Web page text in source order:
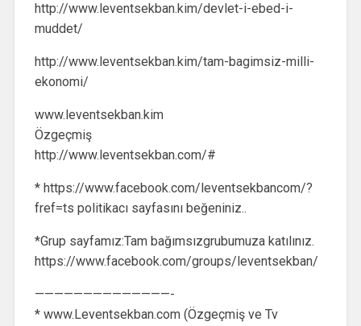
http://www.leventsekban.kim/devlet-i-ebed-i-
muddet/
http://www.leventsekban.kim/tam-bagimsiz-milli-
ekonomi/
www.leventsekban.kim
Özgeçmiş
http://www.leventsekban.com/#
* https://www.facebook.com/leventsekbancom/?
fref=ts politikacı sayfasını beğeniniz..
*Grup sayfamız:Tam bağımsızgrubumuza katılınız.
https://www.facebook.com/groups/leventsekban/
——————————————-
* www.Leventsekban.com (Özgeçmiş ve Tv